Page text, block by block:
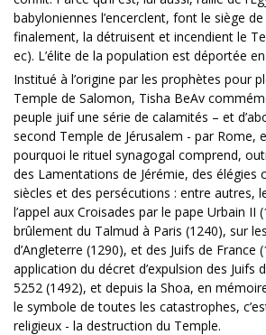
babyloniennes l’encerclent, font le siège
finalement, la détruisent et incendient le
ec). L’élite de la population est déportée
Institué à l’origine par les prophètes pour
Temple de Salomon, Tisha BeAv
peuple juif une série de calamités – et
second Temple de Jérusalem - par Rome,
pourquoi le rituel synagogal comprend,
des Lamentations de Jérémie, des élégies
siècles et des persécutions : entre autres,
l’appel aux Croisades par le pape Urbain II
brûlement du Talmud à Paris (1240), sur
d’Angleterre (1290), et des Juifs de France
application du décret d’expulsion des Juifs
5252 (1492), et depuis la Shoa, en
le symbole de toutes les catastrophes,
religieux - la destruction du Temple.